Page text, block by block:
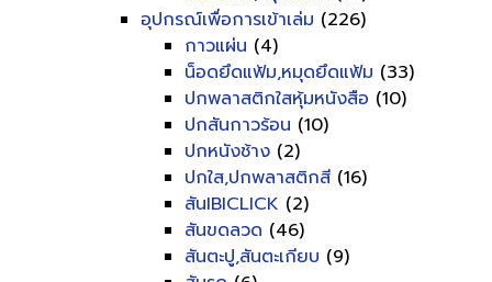
อุปกรณ์เพื่อการเข้าเล่ม (226)
กาวแผ่น (4)
น็อดยึดแฟ้ม,หมุดยึดแฟ้ม (33)
ปกพลาสติกใสหุ้มหนังสือ (10)
ปกสันกาวร้อน (10)
ปกหนังช้าง (2)
ปกใส,ปกพลาสติกสี (16)
สันIBICLICK (2)
สันขดลวด (46)
สันตะปู,สันตะเกียบ (9)